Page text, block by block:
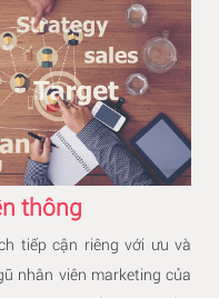
thông
tiếp cận riêng với ưu và
nhân viên marketing của